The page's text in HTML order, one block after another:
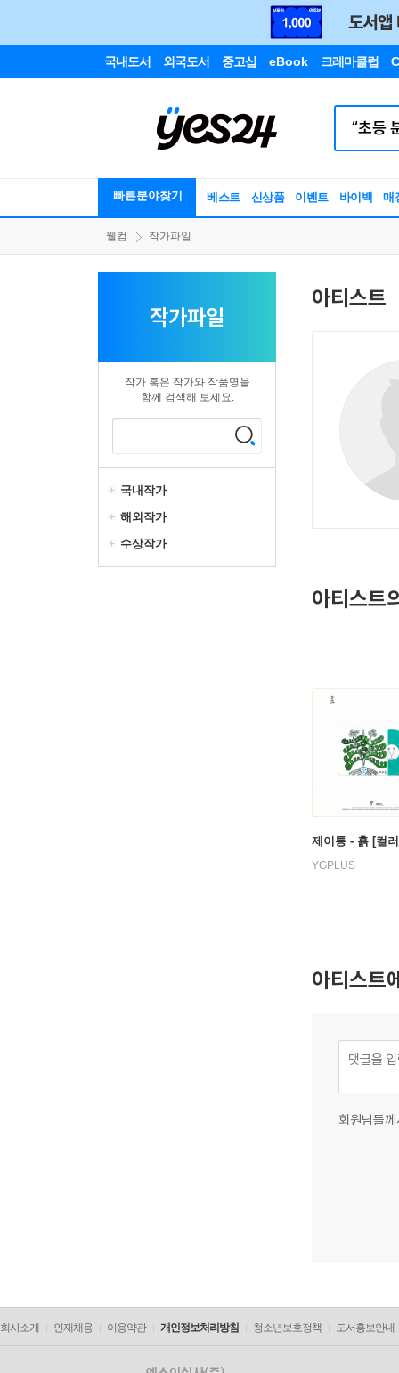
국내도서 외국도서 중고샵 eBook 크레마클럽
빠른분야찾기 베스트 신상품 이벤트 바이백 매
웰컴 작가파일
작가파일
작가 혹은 작가와 작품명을
함께 검색해 보세요.
국내작가
해외작가
수상작가
아티스트
아티스트
제이통 - 흙 [컬
YGPLUS
아티스트
회원님들
회사소개 인재채용 이용약관 개인정보처리방침 청소년보호정책 도서홍보안내